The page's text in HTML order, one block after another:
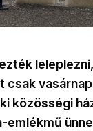
csak
közösségi
emlékmű